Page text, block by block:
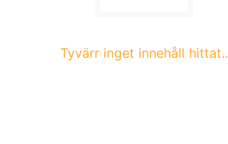
Tyvärr inget innehåll hittat..